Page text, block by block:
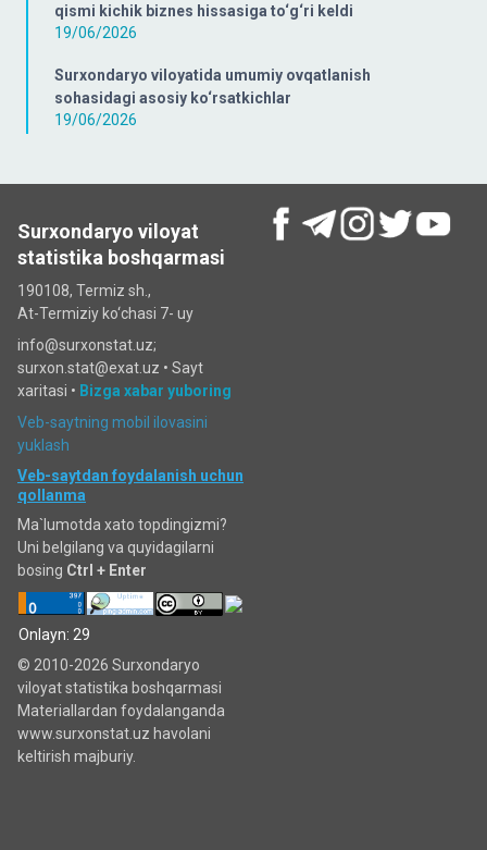
qismi kichik biznes hissasiga to‘g‘ri keldi
19/06/2026
Surxondaryo viloyatida umumiy ovqatlanish
sohasidagi asosiy ko‘rsatkichlar
19/06/2026
Surxondaryo viloyat
statistika boshqarmasi
190108, Termiz sh.,
At-Termiziy ko‘chasi 7- uy
info@surxonstat.uz;
surxon.stat@exat.uz • Sayt
xaritasi • Bizga xabar yuboring
Veb-saytning mobil ilovasini
yuklash
Veb-saytdan foydalanish uchun
qollanma
Ma`lumotda xato topdingizmi?
Uni belgilang va quyidagilarni
bosing Ctrl + Enter
Onlayn: 29
© 2010-2026 Surxondaryo
viloyat statistika boshqarmasi
Materiallardan foydalanganda
www.surxonstat.uz havolani
keltirish majburiy.